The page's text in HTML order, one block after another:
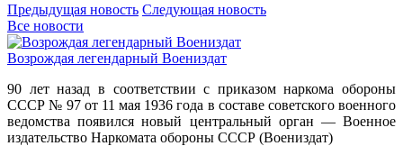
Предыдущая новость Следующая новость
Все новости
Возрождая легендарный Воениздат
90 лет назад в соответствии с приказом наркома обороны
СССР № 97 от 11 мая 1936 года в составе советского военного
ведомства появился новый центральный орган — Военное
издательство Наркомата обороны СССР (Воениздат)